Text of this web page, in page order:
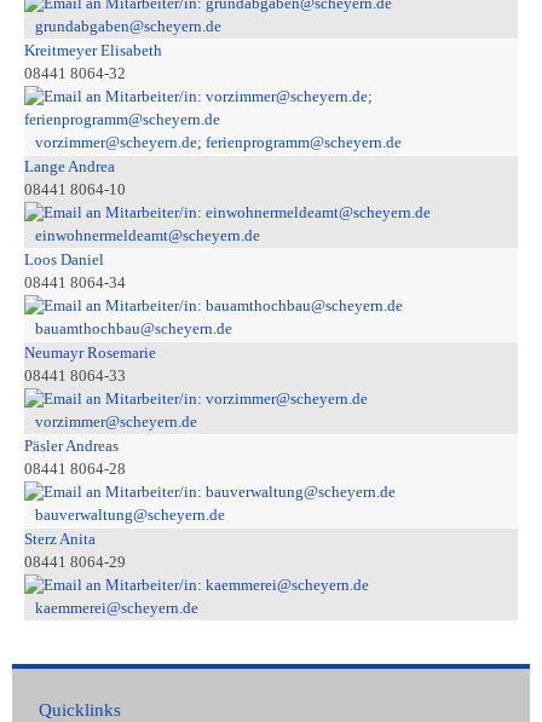
grundabgaben@scheyern.de
Kreitmeyer Elisabeth
08441 8064-32
vorzimmer@scheyern.de; ferienprogramm@scheyern.de
Lange Andrea
08441 8064-10
einwohnermeldeamt@scheyern.de
Loos Daniel
08441 8064-34
bauamthochbau@scheyern.de
Neumayr Rosemarie
08441 8064-33
vorzimmer@scheyern.de
Päsler Andreas
08441 8064-28
bauverwaltung@scheyern.de
Sterz Anita
08441 8064-29
kaemmerei@scheyern.de
Quicklinks